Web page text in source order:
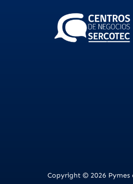
Copyright © 2026 Pymes